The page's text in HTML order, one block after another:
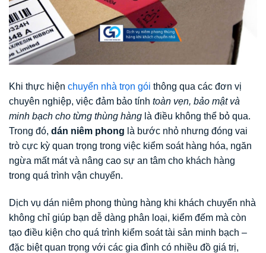
Khi thực hiện chuyển nhà trọn gói thông qua các đơn vị
chuyên nghiệp, việc đảm bảo tính toàn vẹn, bảo mật và
minh bạch cho từng thùng hàng là điều không thể bỏ qua.
Trong đó, dán niêm phong là bước nhỏ nhưng đóng vai
trò cực kỳ quan trọng trong việc kiểm soát hàng hóa, ngăn
ngừa mất mát và nâng cao sự an tâm cho khách hàng
trong quá trình vận chuyển.
Dịch vụ dán niêm phong thùng hàng khi khách chuyển nhà
không chỉ giúp bạn dễ dàng phân loại, kiểm đếm mà còn
tạo điều kiện cho quá trình kiểm soát tài sản minh bạch –
đặc biệt quan trọng với các gia đình có nhiều đồ giá trị,